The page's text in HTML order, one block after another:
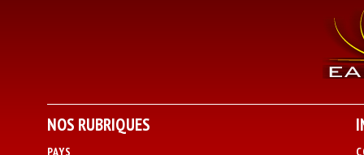
NOS RUBRIQUES
PAYS